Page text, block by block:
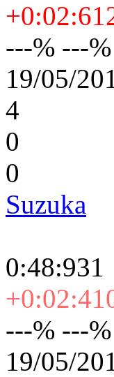
---% ---
19/05/
4
0
0
Suzuka
0:48:931
---% ---
19/05/